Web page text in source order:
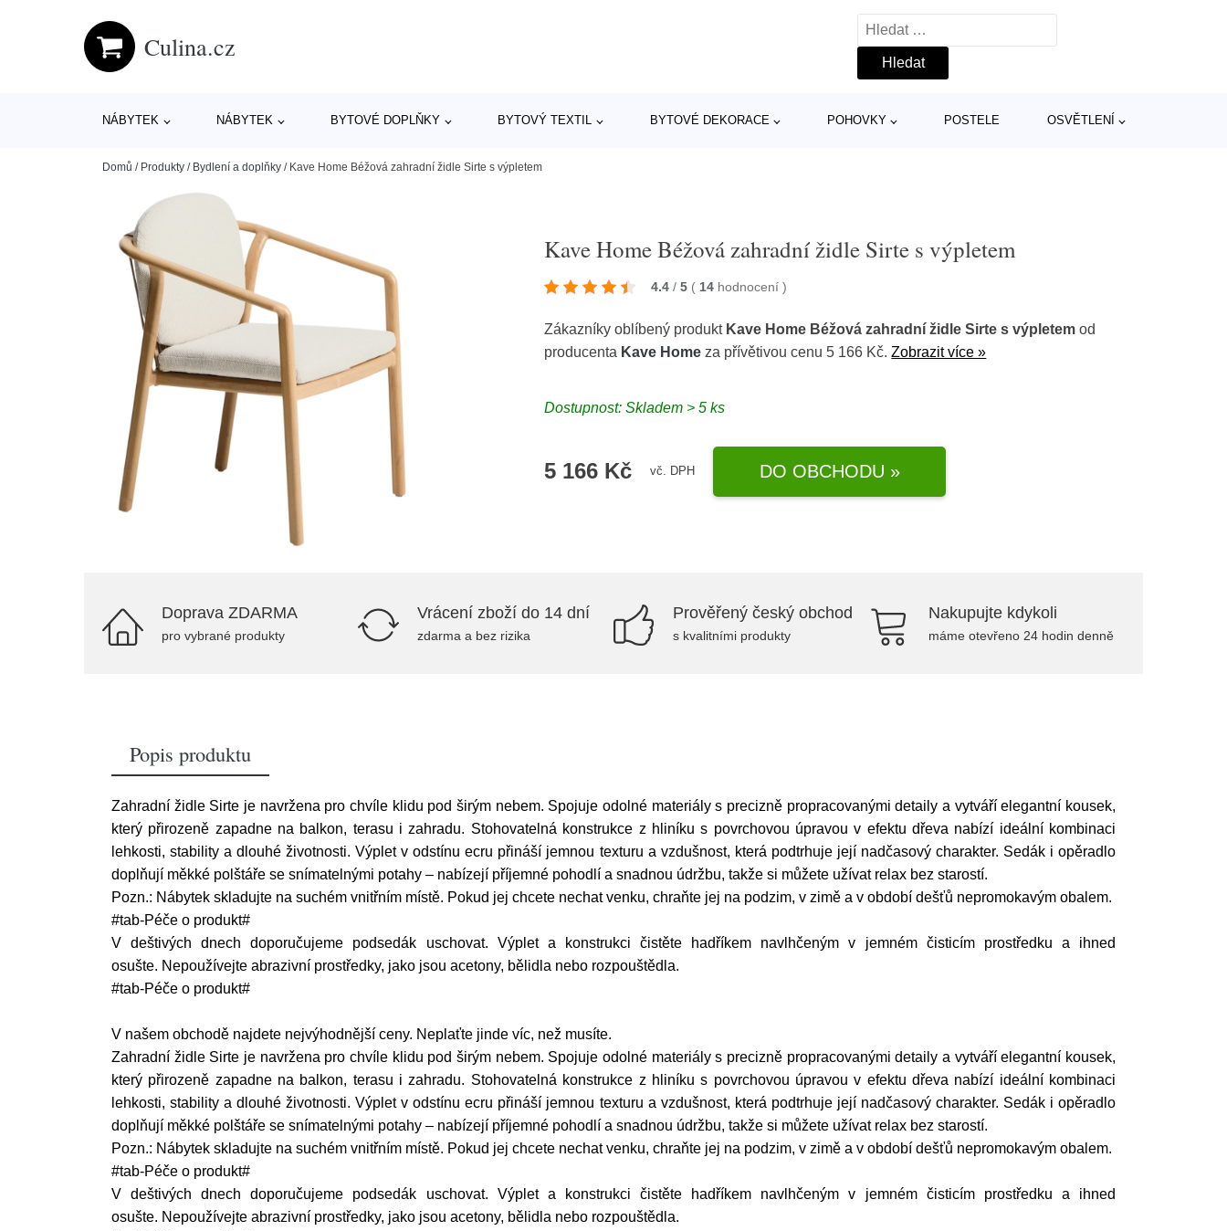
Culina.cz
Vyhledávání
NÁBYTEK NÁBYTEK BYTOVÉ DOPLŇKY BYTOVÝ TEXTIL BYTOVÉ DEKORACE POHOVKY POSTELE OSVĚTLENÍ
Domů / Produkty / Bydlení a doplňky / Kave Home Béžová zahradní židle Sirte s výpletem
Kave Home Béžová zahradní židle Sirte s výpletem
4.4 / 5 ( 14 hodnocení)
Zákazníky oblíbený produkt Kave Home Béžová zahradní židle Sirte s výpletem od
producenta Kave Home za přívětivou cenu 5 166 Kč.Zobrazit více »
Dostupnost: Skladem > 5 ks
5 166 Kč vč. DPH DO OBCHODU »
Doprava ZDARMA
pro vybrané produkty
Vrácení zboží do 14 dní
zdarma a bez rizika
Prověřený český obchod
s kvalitními produkty
Nakupujte kdykoli
máme otevřeno 24 hodin denně
Popis produktu
Zahradní židle Sirte je navržena pro chvíle klidu pod širým nebem. Spojuje odolné materiály s precizně propracovanými detaily a vytváří elegantní kousek,
který přirozeně zapadne na balkon, terasu i zahradu. Stohovatelná konstrukce z hliníku s povrchovou úpravou v efektu dřeva nabízí ideální kombinaci
lehkosti, stability a dlouhé životnosti. Výplet v odstínu ecru přináší jemnou texturu a vzdušnost, která podtrhuje její nadčasový charakter. Sedák i opěradlo
doplňují měkké polštáře se snímatelnými potahy – nabízejí příjemné pohodlí a snadnou údržbu, takže si můžete užívat relax bez starostí.
Pozn.: Nábytek skladujte na suchém vnitřním místě. Pokud jej chcete nechat venku, chraňte jej na podzim, v zimě a v období dešťů nepromokavým obalem.
#tab-Péče o produkt#
V deštivých dnech doporučujeme podsedák uschovat. Výplet a konstrukci čistěte hadříkem navlhčeným v jemném čisticím prostředku a ihned
osušte. Nepoužívejte abrazivní prostředky, jako jsou acetony, bělidla nebo rozpouštědla.
#tab-Péče o produkt#
V našem obchodě najdete nejvýhodnější ceny. Neplaťte jinde víc, než musíte.
Zahradní židle Sirte je navržena pro chvíle klidu pod širým nebem. Spojuje odolné materiály s precizně propracovanými detaily a vytváří elegantní kousek,
který přirozeně zapadne na balkon, terasu i zahradu. Stohovatelná konstrukce z hliníku s povrchovou úpravou v efektu dřeva nabízí ideální kombinaci
lehkosti, stability a dlouhé životnosti. Výplet v odstínu ecru přináší jemnou texturu a vzdušnost, která podtrhuje její nadčasový charakter. Sedák i opěradlo
doplňují měkké polštáře se snímatelnými potahy – nabízejí příjemné pohodlí a snadnou údržbu, takže si můžete užívat relax bez starostí.
Pozn.: Nábytek skladujte na suchém vnitřním místě. Pokud jej chcete nechat venku, chraňte jej na podzim, v zimě a v období dešťů nepromokavým obalem.
#tab-Péče o produkt#
V deštivých dnech doporučujeme podsedák uschovat. Výplet a konstrukci čistěte hadříkem navlhčeným v jemném čisticím prostředku a ihned
osušte. Nepoužívejte abrazivní prostředky, jako jsou acetony, bělidla nebo rozpouštědla.